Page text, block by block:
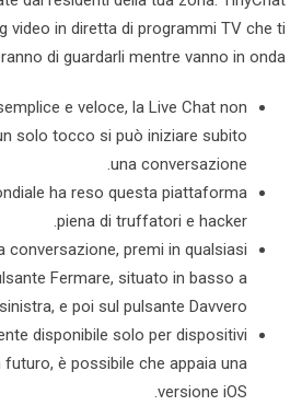
video in diretta di programmi TV che ti
di guardarli mentre vanno in onda.
e veloce, la Live Chat non
solo tocco si può iniziare subito
una conversazione.
ha reso questa piattaforma
piena di truffatori e hacker.
conversazione, premi in qualsiasi
Fermare, situato in basso a
sinistra, e poi sul pulsante Davvero?
disponibile solo per dispositivi
futuro, è possibile che appaia una
versione iOS.